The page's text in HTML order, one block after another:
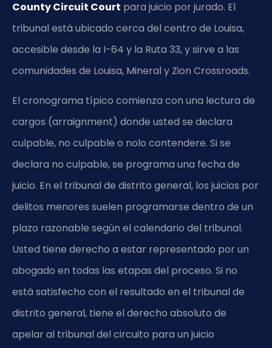
County Circuit Court para juicio por jurado. El
tribunal está ubicado cerca del centro de Louisa,
accesible desde la I-64 y la Ruta 33, y sirve a las
comunidades de Louisa, Mineral y Zion Crossroads.
El cronograma típico comienza con una lectura de
cargos (arraignment) donde usted se declara
culpable, no culpable o nolo contendere. Si se
declara no culpable, se programa una fecha de
juicio. En el tribunal de distrito general, los juicios por
delitos menores suelen programarse dentro de un
plazo razonable según el calendario del tribunal.
Usted tiene derecho a estar representado por un
abogado en todas las etapas del proceso. Si no
está satisfecho con el resultado en el tribunal de
distrito general, tiene el derecho absoluto de
apelar al tribunal del circuito para un juicio